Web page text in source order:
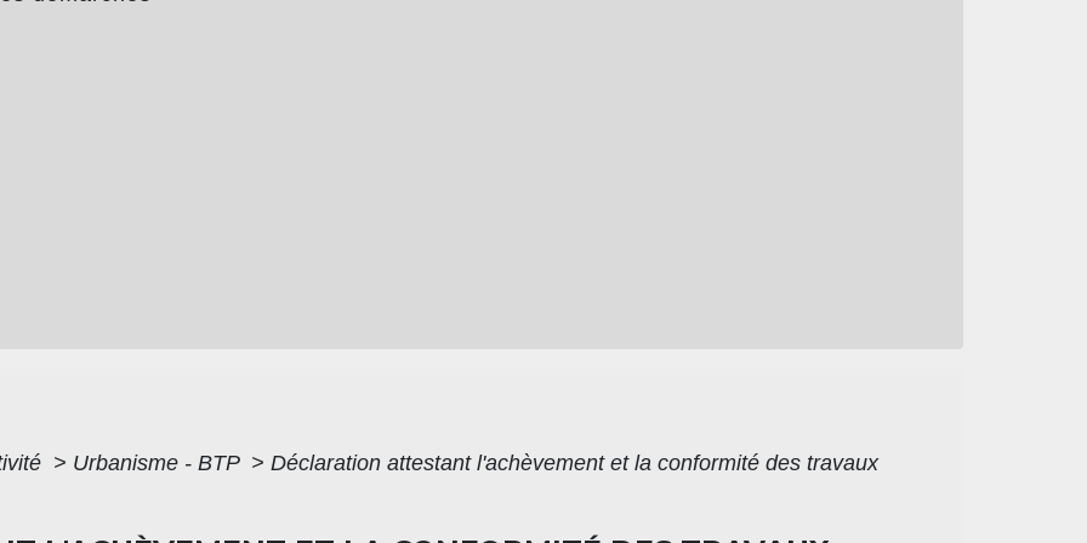
> Urbanisme - BTP > Déclaration attestant l'achèvement et la conformité des travaux